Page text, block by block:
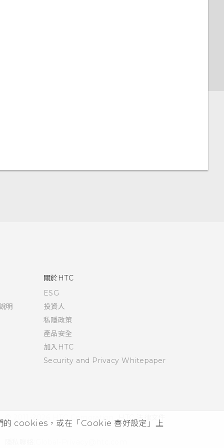
的 cookies，或在「Cookie 喜好設定」上
明
關於HTC
ESG
投資人
私隱政策
產品安全
加入HTC
Security and Privacy Whitepaper
© 2011-2026 HTC Corporation HTC 法律文件